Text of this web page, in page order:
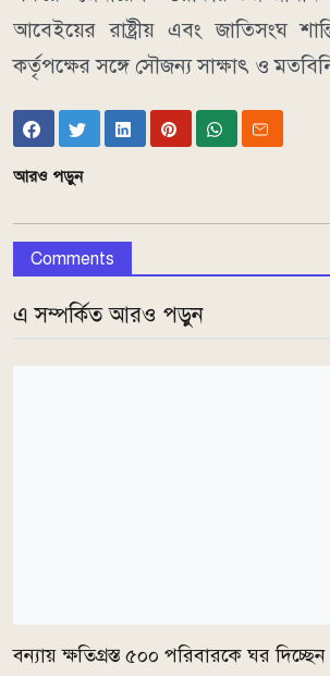
আবেইয়ের রাষ্ট্রীয় এবং জাতিসংঘ
কর্তৃপক্ষের সঙ্গে সৌজন্য সাক্ষাৎ ও
আরও পড়ুন
Comments
এ সম্পর্কিত আরও পড়ুন
বন্যায় ক্ষতিগ্রস্ত ৫০০ পরিবারকে ঘর